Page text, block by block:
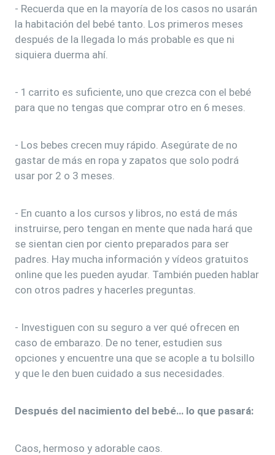
- Recuerda que en la mayoría de los casos no usarán
la habitación del bebé tanto. Los primeros meses
después de la llegada lo más probable es que ni
siquiera duerma ahí.
- 1 carrito es suficiente, uno que crezca con el bebé
para que no tengas que comprar otro en 6 meses.
- Los bebes crecen muy rápido. Asegúrate de no
gastar de más en ropa y zapatos que solo podrá
usar por 2 o 3 meses.
- En cuanto a los cursos y libros, no está de más
instruirse, pero tengan en mente que nada hará que
se sientan cien por ciento preparados para ser
padres. Hay mucha información y vídeos gratuitos
online que les pueden ayudar. También pueden hablar
con otros padres y hacerles preguntas.
- Investiguen con su seguro a ver qué ofrecen en
caso de embarazo. De no tener, estudien sus
opciones y encuentre una que se acople a tu bolsillo
y que le den buen cuidado a sus necesidades.
Después del nacimiento del bebé… lo que pasará:
Caos, hermoso y adorable caos.